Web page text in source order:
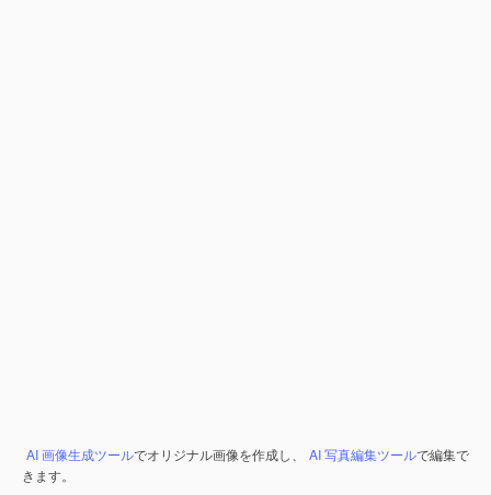
AI 画像生成ツールでオリジナル画像を作成し、 AI 写真編集ツールで編集で
きます。